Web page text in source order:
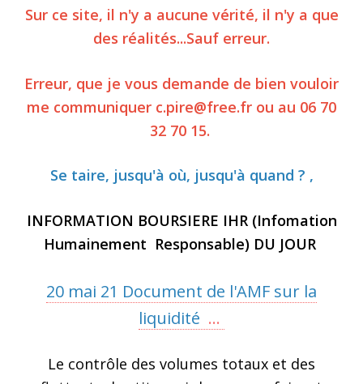
Sur ce site, il n'y a aucune vérité, il n'y a que
des réalités...Sauf erreur.
Erreur, que je vous demande de bien vouloir
me communiquer c.pire@free.fr ou au 06 70
32 70 15.
Se taire, jusqu'à où, jusqu'à quand ? ,
INFORMATION BOURSIERE IHR (Infomation
Humainement Responsable) DU JOUR
20 mai 21 Document de l'AMF sur la
liquidité ...
Le contrôle des volumes totaux et des